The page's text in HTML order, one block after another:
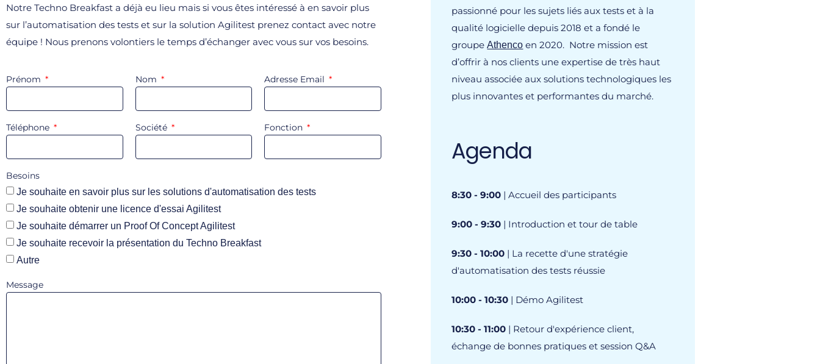
Notre Techno Breakfast a déjà eu lieu mais si vous êtes intéressé à en savoir plus
sur l’automatisation des tests et sur la solution Agilitest prenez contact avec notre
équipe ! Nous prenons volontiers le temps d’échanger avec vous sur vos besoins.
Prénom Nom Adresse Email
Téléphone Société Fonction
Besoins
Je souhaite en savoir plus sur les solutions d'automatisation des tests
Je souhaite obtenir une licence d'essai Agilitest
Je souhaite démarrer un Proof Of Concept Agilitest
Je souhaite recevoir la présentation du Techno Breakfast
Autre
Message
passionné pour les sujets liés aux tests et à la
qualité logicielle depuis 2018 et a fondé le
groupeAthenco en 2020. Notre mission est
d’offrir à nos clients une expertise de très haut
niveau associée aux solutions technologiques les
plus innovantes et performantes du marché.
Agenda
8:30 - 9:00 | Accueil des participants
9:00 - 9:30 | Introduction et tour de table
9:30 - 10:00 | La recette d'une stratégie
d'automatisation des tests réussie
10:00 - 10:30 | Démo Agilitest
10:30 - 11:00 | Retour d'expérience client,
échange de bonnes pratiques et session Q&A